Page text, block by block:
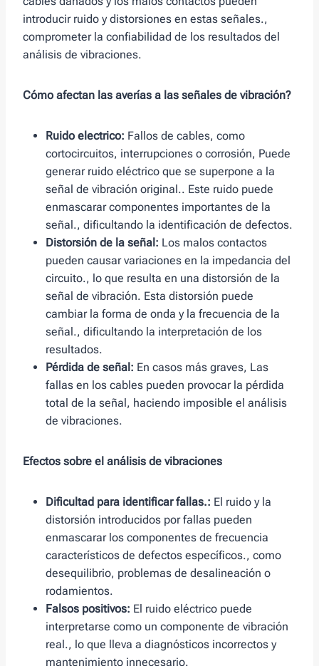
introducir ruido y distorsiones en estas señales.,
comprometer la confiabilidad de los resultados del
análisis de vibraciones.
Cómo afectan las averías a las señales de vibración?
Ruido electrico: Fallos de cables, como
cortocircuitos, interrupciones o corrosión, Puede
generar ruido eléctrico que se superpone a la
señal de vibración original.. Este ruido puede
enmascarar componentes importantes de la
señal., dificultando la identificación de defectos.
Distorsión de la señal: Los malos contactos
pueden causar variaciones en la impedancia del
circuito., lo que resulta en una distorsión de la
señal de vibración. Esta distorsión puede
cambiar la forma de onda y la frecuencia de la
señal., dificultando la interpretación de los
resultados.
Pérdida de señal: En casos más graves, Las
fallas en los cables pueden provocar la pérdida
total de la señal, haciendo imposible el análisis
de vibraciones.
Efectos sobre el análisis de vibraciones
Dificultad para identificar fallas.: El ruido y la
distorsión introducidos por fallas pueden
enmascarar los componentes de frecuencia
característicos de defectos específicos., como
desequilibrio, problemas de desalineación o
rodamientos.
Falsos positivos: El ruido eléctrico puede
interpretarse como un componente de vibración
real., lo que lleva a diagnósticos incorrectos y
mantenimiento innecesario.